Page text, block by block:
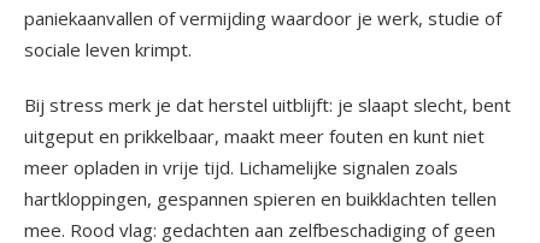
paniekaanvallen of vermijding waardoor je werk, studie of
sociale leven krimpt.
Bij stress merk je dat herstel uitblijft: je slaapt slecht, bent
uitgeput en prikkelbaar, maakt meer fouten en kunt niet
meer opladen in vrije tijd. Lichamelijke signalen zoals
hartkloppingen, gespannen spieren en buikklachten tellen
mee. Rood vlag: gedachten aan zelfbeschadiging of geen